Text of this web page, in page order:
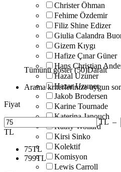
Christer Öhman
Fehime Özdemir
Filiz Shine Edizer
Giulia Calandra
Gizem Kıygı
Hafize Çınar Güner
Hans Christian
Hazal Uzuner
Hazar Uzuner
Jakob Brodersen
Karine Tournade
Katerina Janouch
Kathy Wollard
Kirsi Sinko
Kolektif
Komisyon
Lewis Carroll
Tümünü göster (50)Daralt
Arama kriterlerinize uygun
Fiyat
TL –
TL
75TL
799TL